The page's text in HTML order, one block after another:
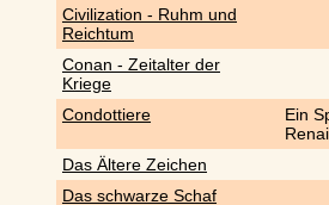
Civilization - Ruhm und
Reichtum
Conan - Zeitalter der
Kriege
Condottiere
Ein
Das Ältere Zeichen
Das schwarze Schaf